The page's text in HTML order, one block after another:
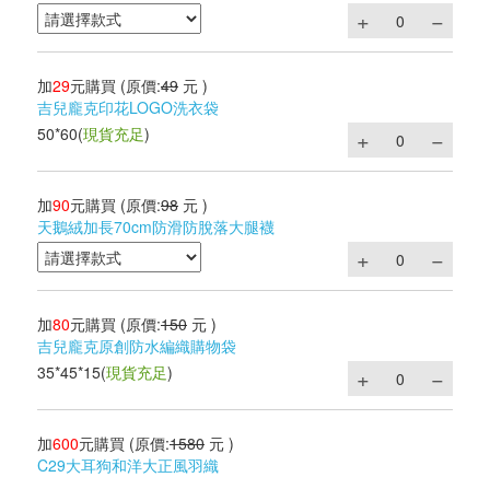
加29元購買 (原價:49 元 )
吉兒龐克印花LOGO洗衣袋
50*60(現貨充足)
加90元購買 (原價:98 元 )
天鵝絨加長70cm防滑防脫落大腿襪
加80元購買 (原價:150 元 )
吉兒龐克原創防水編織購物袋
35*45*15(現貨充足)
加600元購買 (原價:1580 元 )
C29大耳狗和洋大正風羽織